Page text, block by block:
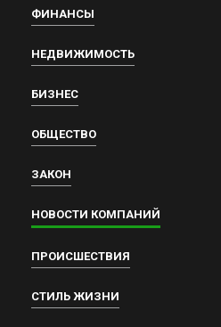
ФИНАНСЫ
НЕДВИЖИМОСТЬ
БИЗНЕС
ОБЩЕСТВО
ЗАКОН
НОВОСТИ КОМПАНИЙ
ПРОИСШЕСТВИЯ
СТИЛЬ ЖИЗНИ